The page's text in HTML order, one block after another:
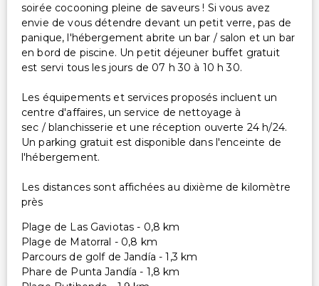
soirée cocooning pleine de saveurs ! Si vous avez
envie de vous détendre devant un petit verre, pas de
panique, l'hébergement abrite un bar / salon et un bar
en bord de piscine. Un petit déjeuner buffet gratuit
est servi tous les jours de 07 h 30 à 10 h 30.
Les équipements et services proposés incluent un
centre d'affaires, un service de nettoyage à
sec / blanchisserie et une réception ouverte 24 h/24.
Un parking gratuit est disponible dans l'enceinte de
l'hébergement.
Les distances sont affichées au dixième de kilomètre
près
Plage de Las Gaviotas - 0,8 km
Plage de Matorral - 0,8 km
Parcours de golf de Jandía - 1,3 km
Phare de Punta Jandía - 1,8 km